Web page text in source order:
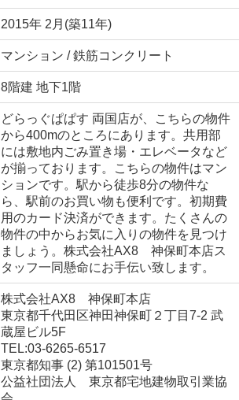
2015年 2月(築11年)
マンション / 鉄筋コンクリート
8階建 地下1階
どらっぐぱぱす 両国店が、こちらの物件
から400mのところにあります。共用部
には敷地内ごみ置き場・エレベータなど
が揃っております。こちらの物件はマン
ションです。駅から徒歩8分の物件な
ら、駅前のお買い物も便利です。初期費
用のカード決済ができます。たくさんの
物件の中からお気に入りの物件を見つけ
ましょう。株式会社AX8 神保町本店ス
タッフ一同懸命にお手伝い致します。
株式会社AX8 神保町本店
東京都千代田区神田神保町２丁目7-2 武
蔵屋ビル5F
TEL:03-6265-6517
東京都知事 (2) 第101501号
公益社団法人 東京都宅地建物取引業協